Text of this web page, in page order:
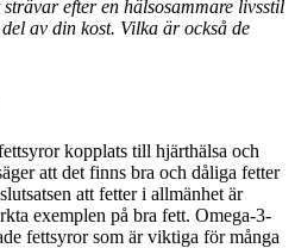
efter en hälsosammare livsstil
av din kost. Vilka är också de
kopplats till hjärthälsa och
att det finns bra och dåliga fetter
att fetter i allmänhet är
exemplen på bra fett. Omega-3-
fettsyror som är viktiga för många